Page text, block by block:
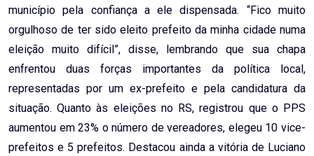
município pela confiança a ele dispensada. “Fico muito
orgulhoso de ter sido eleito prefeito da minha cidade numa
eleição muito difícil”, disse, lembrando que sua chapa
enfrentou duas forças importantes da política local,
representadas por um ex-prefeito e pela candidatura da
situação. Quanto às eleições no RS, registrou que o PPS
aumentou em 23% o número de vereadores, elegeu 10 vice-
prefeitos e 5 prefeitos. Destacou ainda a vitória de Luciano